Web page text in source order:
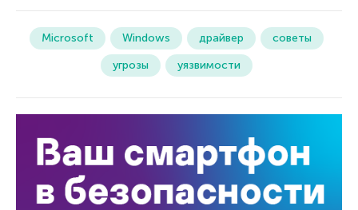
Microsoft Windows драйвер
советы
угрозы
уязвимости